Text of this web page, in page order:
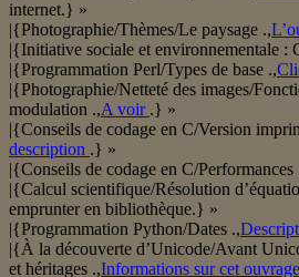
internet.} »
|{Photographie/Thèmes/Le paysage .,
|{Initiative sociale et environnementale :
|{Programmation Perl/Types de base .,
|{Photographie/Netteté des images/
modulation .,A voir .} »
|{Conseils de codage en C/Version
description .} »
|{Conseils de codage en C/Performances
|{Calcul scientifique/Résolution
emprunter en bibliothèque.} »
|{Programmation Python/Dates .,
|{À la découverte d’Unicode/Avant
et héritages .,Informations sur cet ouvrage